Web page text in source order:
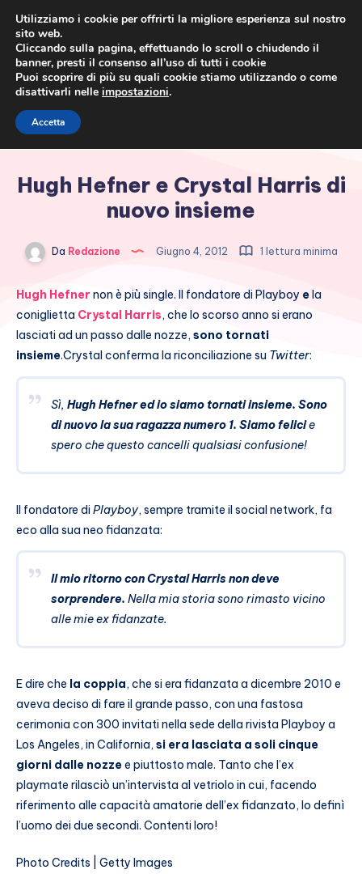
Hugh Hefner e Crystal Harris di
nuovo insieme
Da Redazione Giugno 4, 2012 1 lettura minima
Hugh Hefner non è più single. Il fondatore di Playboy ela
coniglietta Crystal Harris, che lo scorso anno si erano
lasciati ad un passo dalle nozze, sono tornati
insieme.Crystal conferma la riconciliazione su Twitter:
Sì, Hugh Hefner ed io siamo tornati insieme. Sono
di nuovo la sua ragazza numero 1. Siamo felicie
spero che questo cancelli qualsiasi confusione!
Il fondatore diPlayboy, sempre tramite il social network, fa
eco alla sua neo fidanzata:
Il mio ritorno con Crystal Harris non deve
sorprendere. Nella mia storia sono rimasto vicino
alle mie ex fidanzate.
E dire che la coppia, che si era fidanzata a dicembre 2010 e
aveva deciso di fare il grande passo, con una fastosa
cerimonia con 300 invitati nella sede della rivista Playboy a
Los Angeles, in California, si era lasciata a soli cinque
giorni dalle nozzee piuttosto male. Tanto che l’ex
playmate rilasciò un’intervista al vetriolo in cui, facendo
riferimento alle capacità amatorie dell’ex fidanzato, lo definì
l’uomo dei due secondi. Contenti loro!
Photo Credits | Getty Images
Utilizziamo i cookie per offrirti la migliore esperienza sul nostro
sito web.
Cliccando sulla pagina, effettuando lo scroll o chiudendo il
banner, presti il consenso all’uso di tutti i cookie
Puoi scoprire di più su quali cookie stiamo utilizzando o come
disattivarli nelle impostazioni.
Accetta